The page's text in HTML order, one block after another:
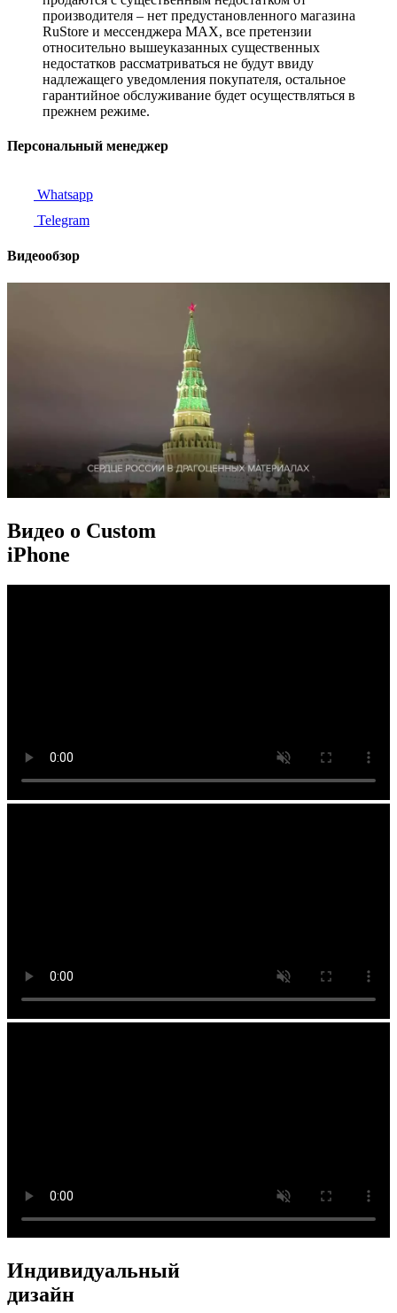
производителя – нет предустановленного магазина
RuStore и мессенджера MAX, все претензии
относительно вышеуказанных существенных
недостатков рассматриваться не будут ввиду
надлежащего уведомления покупателя, остальное
гарантийное обслуживание будет осуществляться в
прежнем режиме.
Персональный менеджер
Whatsapp
Telegram
Видеообзор
Видео о Custom
iPhone
Индивидуальный
дизайн